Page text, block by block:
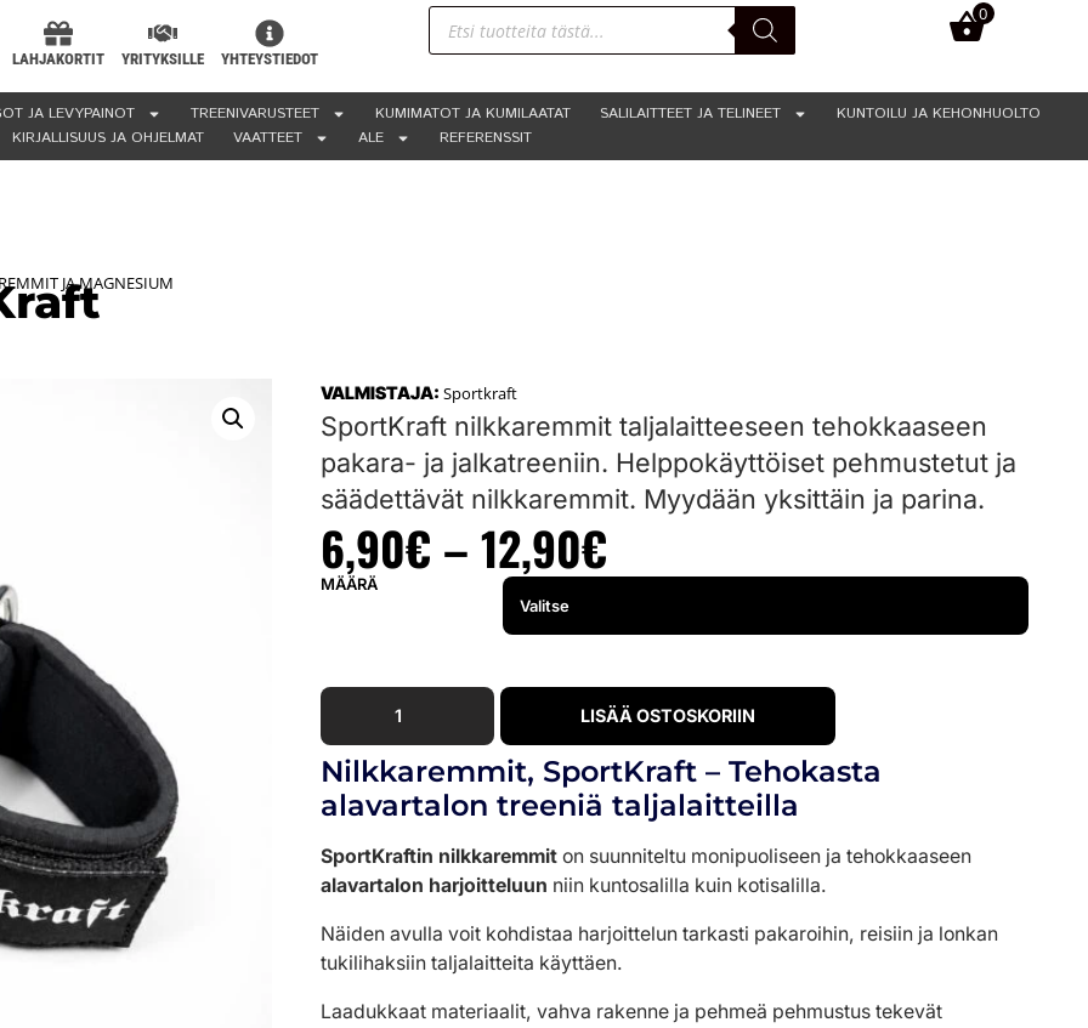
LAHJAKORTIT YRITYKSILLE YHTEYSTIEDOT
0
JA LEVYPAINOT TREENIVARUSTEET KUMIMATOT JA KUMILAATAT SALILAITTEET JA TELINEET
KUNTOILU JA KEHONHUOLTO
KIRJALLISUUS JA OHJELMAT
VAATTEET ALE REFERENSSIT
JA MAGNESIUM
VALMISTAJA: Sportkraft
SportKraft nilkkaremmit taljalaitteeseen tehokkaaseen
pakara- ja jalkatreeniin. Helppokäyttöiset pehmustetut ja
säädettävät nilkkaremmit. Myydään yksittäin ja parina.
6,90€ –12,90€
MÄÄRÄ
LISÄÄ OSTOSKORIIN
Nilkkaremmit, SportKraft – Tehokasta
alavartalon treeniä taljalaitteilla
SportKraftin nilkkaremmit on suunniteltu monipuoliseen ja tehokkaaseen
alavartalon harjoitteluun niin kuntosalilla kuin kotisalilla.
Näiden avulla voit kohdistaa harjoittelun tarkasti pakaroihin, reisiin ja lonkan
tukilihaksiin taljalaitteita käyttäen.
Laadukkaat materiaalit, vahva rakenne ja pehmeä pehmustus tekevät